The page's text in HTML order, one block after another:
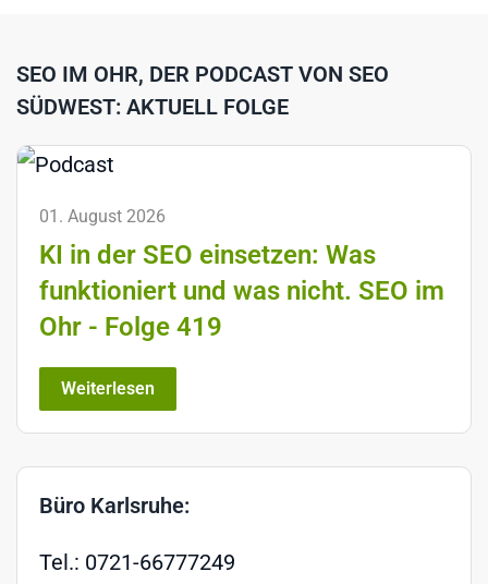
SEO IM OHR, DER PODCAST VON SEO
SÜDWEST: AKTUELL FOLGE
01. August 2026
KI in der SEO einsetzen: Was
funktioniert und was nicht. SEO im
Ohr - Folge 419
Weiterlesen
Büro Karlsruhe:
Tel.: 0721-66777249